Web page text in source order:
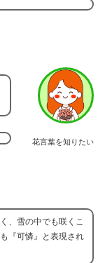
花言葉を知りたい
、雪の中でも咲くこ
『可憐』と表現され